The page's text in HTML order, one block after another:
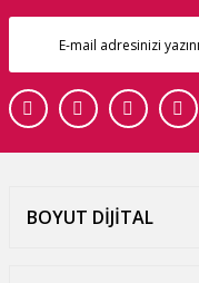
BOYUT DİJİTAL